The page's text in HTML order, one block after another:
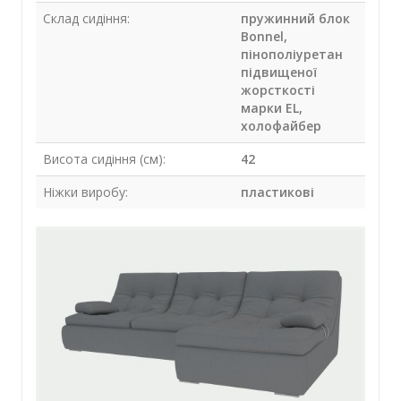
Склад сидіння:
пружинний блок
Bonnel,
пінополіуретан
підвищеної
жорсткості
марки EL,
холофайбер
Висота сидіння (см):
42
Ніжки виробу:
пластикові